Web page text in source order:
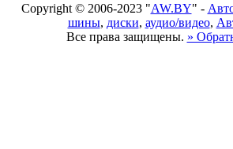
Copyright © 2006-2023 "AW.BY" -
шины, диски, аудио/видео,
Все права защищены. »